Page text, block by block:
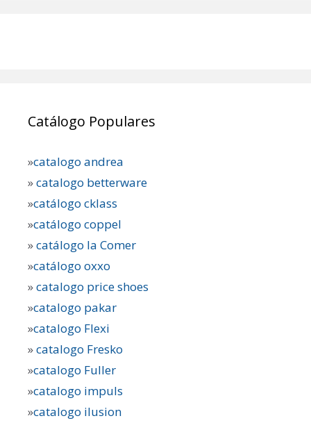
Catálogo Populares
»catalogo andrea
»catalogo betterware
»catálogo cklass
»catálogo coppel
»catálogo la Comer
»catálogo oxxo
»catalogo price shoes
»catalogo pakar
»catalogo Flexi
»catalogo Fresko
»catalogo Fuller
»catalogo impuls
»catalogo ilusion